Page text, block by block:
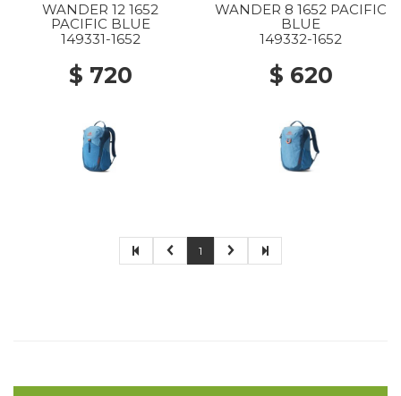
WANDER 12 1652
PACIFIC BLUE
149331-1652
$ 720
WANDER 8 1652 PACIFIC
BLUE
149332-1652
$ 620
1